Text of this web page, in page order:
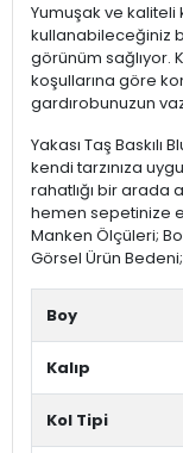
Yumuşak ve kaliteli
kullanabileceğiniz
görünüm sağlıyor.
koşullarına göre
gardırobunuzun
Yakası Taş
kendi tarzınıza
rahatlığı bir arada
hemen sepetinize
Manken Ölçüleri;
Görsel Ürün Bedeni;
Boy
Kalıp
Kol Tipi